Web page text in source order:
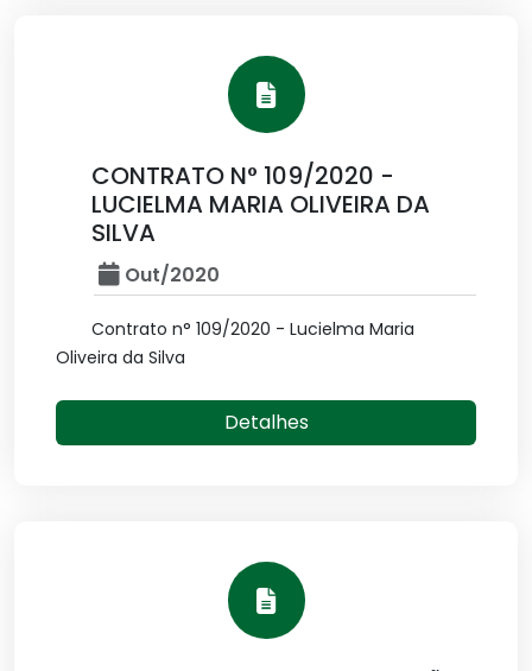
CONTRATO N° 109/2020 -
LUCIELMA MARIA OLIVEIRA DA
SILVA
Out/2020
Contrato n° 109/2020 - Lucielma Maria
Oliveira da Silva
Detalhes